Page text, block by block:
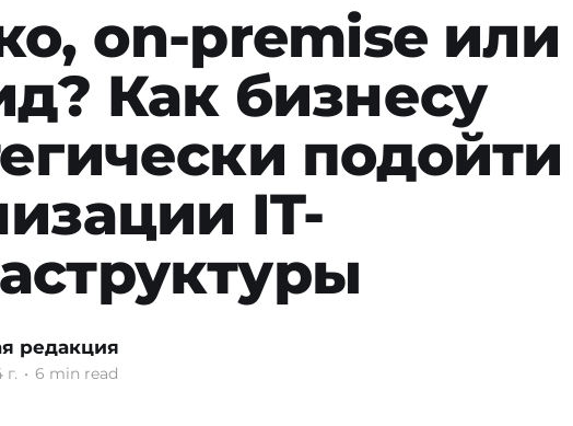
on-premise или
Как бизнесу
IT-
редакция
• 6 min read